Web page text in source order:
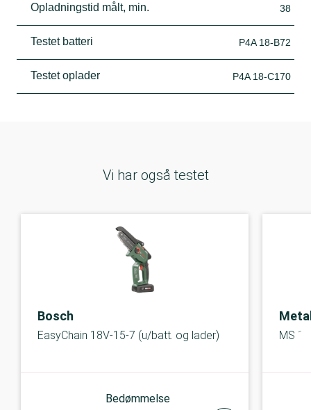
Opladningstid målt, min. 38
Testet batteri P4A 18-B72
Testet oplader P4A 18-C170
Vi har også testet
Bosch
EasyChain 18V-15-7 (u/batt. og lader)
Bedømmelse
MS